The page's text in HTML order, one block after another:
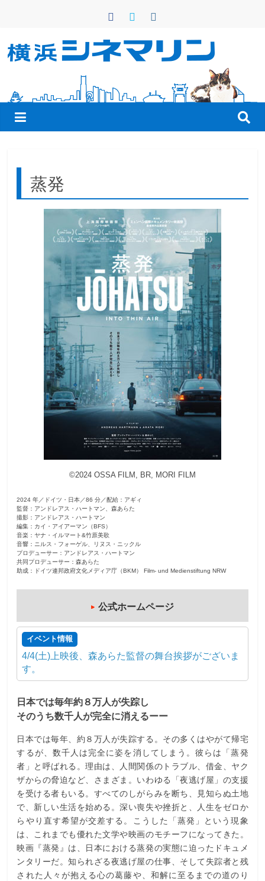
ン
横
浜
シ
ネ
マ
蒸発
©2024 OSSA FILM, BR, MORI FILM
2024 年／ドイツ・⽇本／86 分／配給：アギィ
監督：アンドレアス・ハートマン、森あらた
撮影：アンドレアス・ハートマン
編集：カイ・アイアーマン（BFS）
⾳楽：ヤナ・イルマート&⽵原美歌
⾳響：ニルス・フォーゲル、リヌス・ニックル
プロデューサー：アンドレアス・ハートマン
共同プロデューサー：森あらた
助成：ドイツ連邦政府⽂化メディア庁（BKM） Film- und Medienstiftung NRW
公式ホームページ
イベント情報
4/4(土)上映後、森あらた監督の舞台挨拶がございま
す。
⽇本では毎年約８万⼈が失踪し
そのうち数千⼈が完全に消えるーー
⽇本では毎年、約８万⼈が失踪する。その多くはやがて帰宅
するが、数千⼈は完全に姿を消してしまう。彼らは「蒸発
者」と呼ばれる。理由は、⼈間関係のトラブル、借⾦、ヤク
ザからの脅迫など、さまざま。いわゆる「夜逃げ屋」の⽀援
を受ける者もいる。すべてのしがらみを断ち、⾒知らぬ⼟地
で、新しい⽣活を始める。深い喪失や挫折と、⼈⽣をゼロか
らやり直す希望が交差する。こうした「蒸発」という現象
は、これまでも優れた⽂学や映画のモチーフになってきた。
映画『蒸発』は、⽇本における蒸発の実態に迫ったドキュメ
ンタリーだ。知られざる夜逃げ屋の仕事、そして失踪者と残
された⼈々が抱える⼼の葛藤や、和解に⾄るまでの道のり